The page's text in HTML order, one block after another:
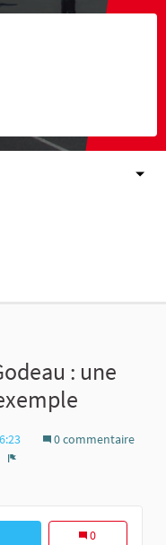
: une
0 commentaire
D&#39;ANNE-
0